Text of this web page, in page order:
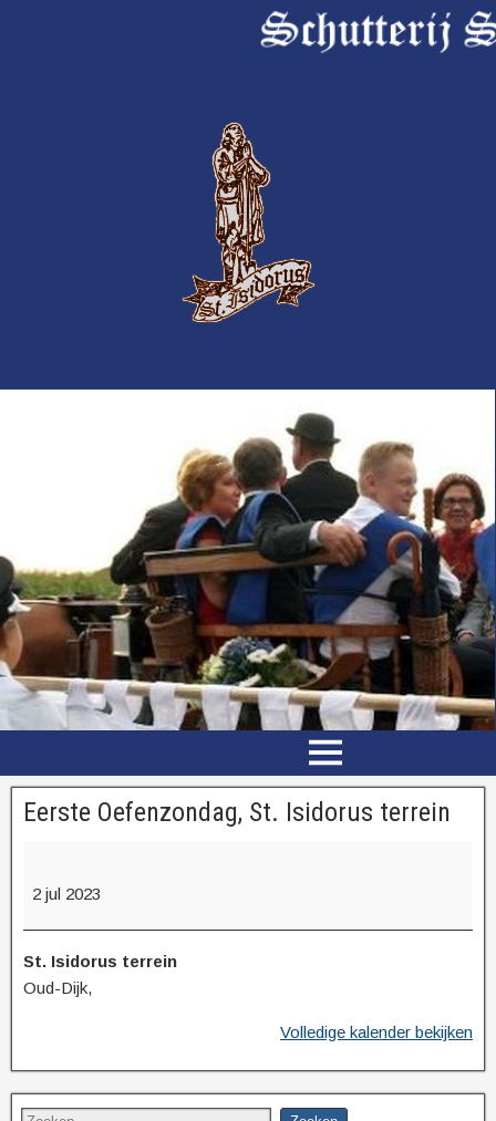
Eerste Oefenzondag, St. Isidorus terrein
2 jul 2023
St. Isidorus terrein
Oud-Dijk,
Volledige kalender bekijken